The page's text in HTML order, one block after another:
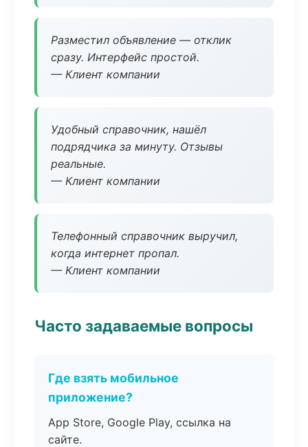
Разместил объявление — отклик
сразу. Интерфейс простой.
— Клиент компании
Удобный справочник, нашёл
подрядчика за минуту. Отзывы
реальные.
— Клиент компании
Телефонный справочник выручил,
когда интернет пропал.
— Клиент компании
Часто задаваемые вопросы
Где взять мобильное
приложение?
App Store, Google Play, ссылка на
сайте.